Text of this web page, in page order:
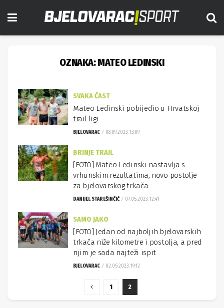
OZNAKA:MATEO LEDINSKI
SVAKA ČAST
Mateo Ledinski pobijedio u Hrvatskoj
trail ligi
BJELOVARAC 08.09.2023. 13:09
BRINJE TRAIL
[FOTO] Mateo Ledinski nastavlja s
vrhunskim rezultatima, novo postolje
za bjelovarskog trkača
DANIJEL STAREŠINČIĆ 07.05.2023. 12:41
SAMO JAKO
[FOTO] Jedan od najboljih bjelovarskih
trkača niže kilometre i postolja, a pred
njim je sada najteži ispit
BJELOVARAC 02.05.2023. 19:12
1 2